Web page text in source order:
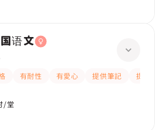
语文
有耐性 有愛心 提供筆記
提供練
/堂